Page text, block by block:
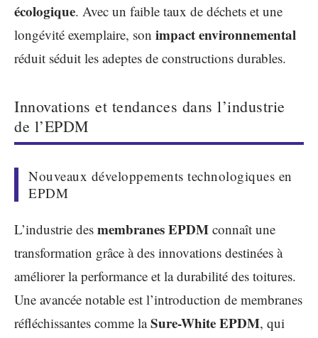
écologique. Avec un faible taux de déchets et une
longévité exemplaire, son impact environnemental
réduit séduit les adeptes de constructions durables.
Innovations et tendances dans l’industrie
de l’EPDM
Nouveaux développements technologiques en
EPDM
L’industrie des membranes EPDM connaît une
transformation grâce à des innovations destinées à
améliorer la performance et la durabilité des toitures.
Une avancée notable est l’introduction de membranes
réfléchissantes comme laSure-White EPDM, qui